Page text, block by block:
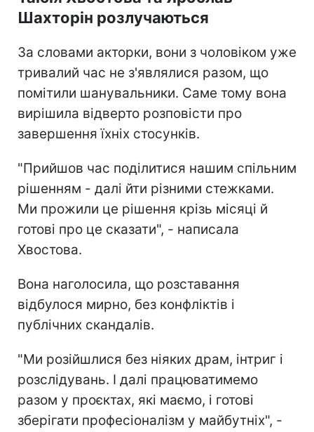
Шахторін розлучаються
За словами акторки, вони з чоловіком уже
тривалий час не з'являлися разом, що
помітили шанувальники. Саме тому вона
вирішила відверто розповісти про
завершення їхніх стосунків.
"Прийшов час поділитися нашим спільним
рішенням - далі йти різними стежками.
Ми прожили це рішення крізь місяці й
готові про це сказати", - написала
Хвостова.
Вона наголосила, що розставання
відбулося мирно, без конфліктів і
публічних скандалів.
"Ми розійшлися без ніяких драм, інтриг і
розслідувань. І далі працюватимемо
разом у проєктах, які маємо, і готові
зберігати професіоналізм у майбутніх", -